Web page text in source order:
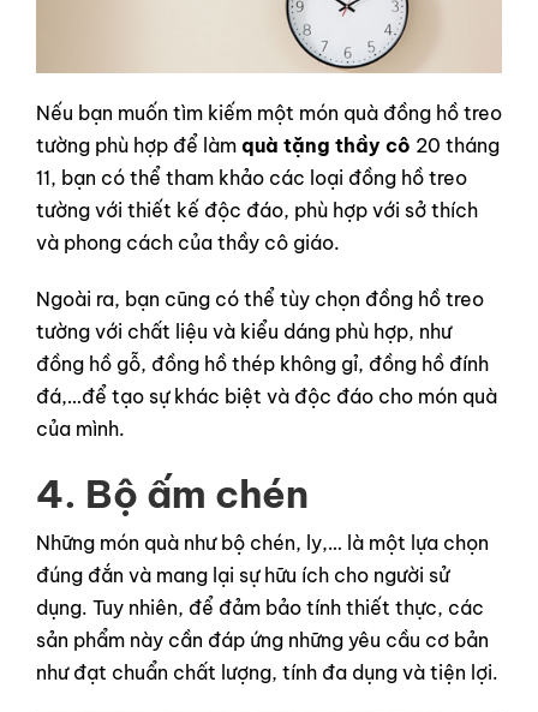
Nếu bạn muốn tìm kiếm một món quà đồng hồ treo
tường phù hợp để làm quà tặng thầy cô 20 tháng
11, bạn có thể tham khảo các loại đồng hồ treo
tường với thiết kế độc đáo, phù hợp với sở thích
và phong cách của thầy cô giáo.
Ngoài ra, bạn cũng có thể tùy chọn đồng hồ treo
tường với chất liệu và kiểu dáng phù hợp, như
đồng hồ gỗ, đồng hồ thép không gỉ, đồng hồ đính
đá,…để tạo sự khác biệt và độc đáo cho món quà
của mình.
4. Bộ ấm chén
Những món quà như bộ chén, ly,… là một lựa chọn
đúng đắn và mang lại sự hữu ích cho người sử
dụng. Tuy nhiên, để đảm bảo tính thiết thực, các
sản phẩm này cần đáp ứng những yêu cầu cơ bản
như đạt chuẩn chất lượng, tính đa dụng và tiện lợi.